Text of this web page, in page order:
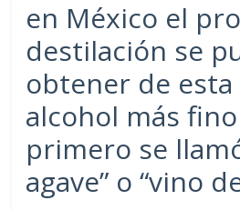
en México el
destilación se
obtener de
alcohol más
primero se
agave” o “vino